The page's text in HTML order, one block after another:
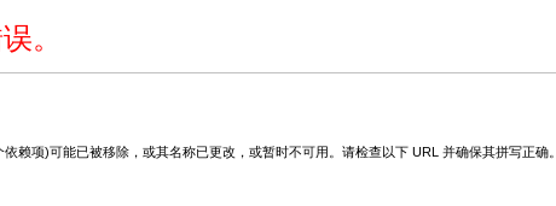
。
项)可能已被移除，或其名称已更改，或暂时不可用。请检查以下 URL 并确保其拼写正确。